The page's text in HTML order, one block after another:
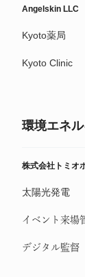
Angelskin LLC
Kyoto薬局
Kyoto Clinic
環境エネ
株式会社トミオ
太陽光発電
イベント来場
デジタル監督